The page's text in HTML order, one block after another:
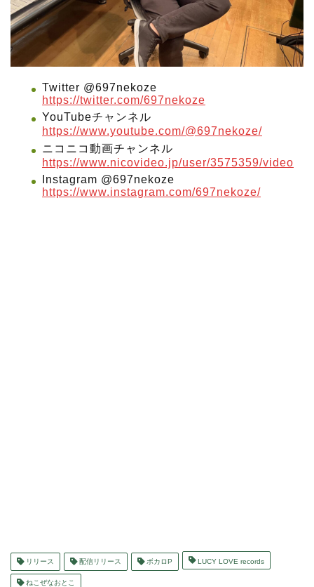
Twitter @697nekoze
https://twitter.com/697nekoze
YouTubeチャンネル
https://www.youtube.com/@697nekoze/
ニコニコ動画チャンネル
https://www.nicovideo.jp/user/3575359/video
Instagram @697nekoze
https://www.instagram.com/697nekoze/
リリース 配信リリース ボカロP LUCY LOVE records
ねこぜなおとこ